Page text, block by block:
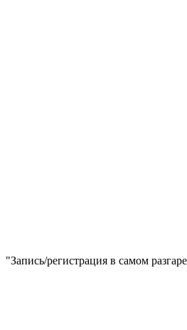
"Запись/регистрация в самом